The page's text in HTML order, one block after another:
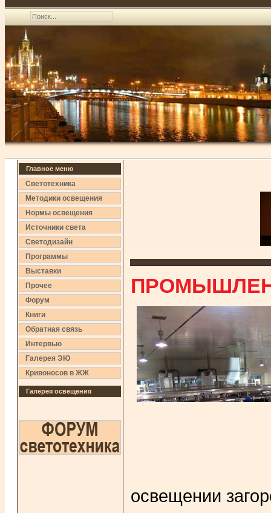
Главное меню
Светотехника
Методики освещения
Нормы освещения
Источники света
Светодизайн
Программы
Выставки
Прочее
Форум
Книги
Обратная связь
Интервью
Галерея ЭЮ
Кривоносов в ЖЖ
Галерея освещения
освещении